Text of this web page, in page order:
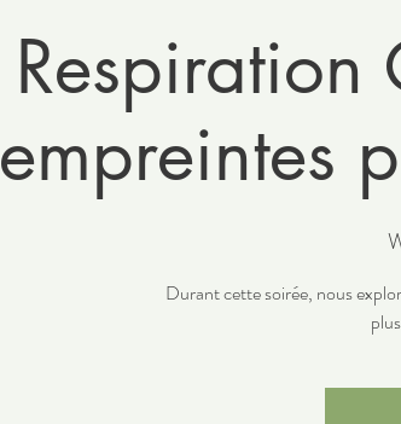
empreintes
Durant cette soirée, nous